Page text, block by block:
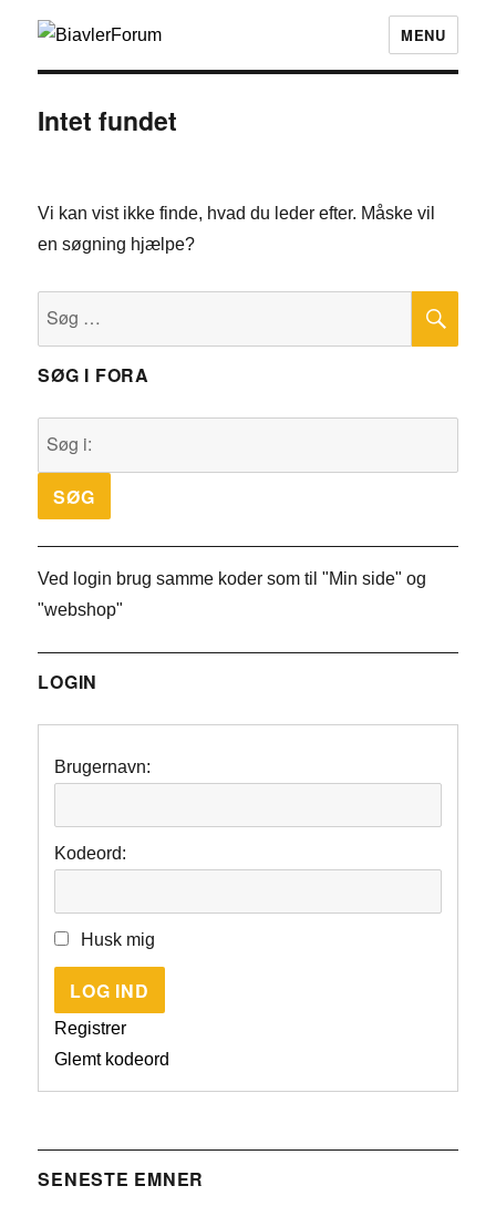
MENU
Intet fundet
Vi kan vist ikke finde, hvad du leder efter. Måske vil
en søgning hjælpe?
SØG I FORA
Ved login brug samme koder som til "Min side" og
"webshop"
LOGIN
Brugernavn:
Kodeord:
Husk mig
LOG IND
Registrer
Glemt kodeord
SENESTE EMNER